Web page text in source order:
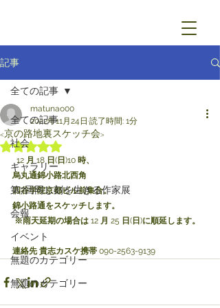
記事
全ての記事
社会
ギャラリー
第7回同じ刻を生きる作家展
会報
イベント
無題のカテゴリー
無題のカテゴリー
全ての記事
<京の路地裏スケッチ会>
matunao00
2022年11月24日 読了時間: 1分
5つ星のうちNaNと評価されています。
12 月 18 日 ( 日 )10 時、
烏丸通錦小路北西角
四谷学院京都ビル前集合。
錦小路通をスケッチします。
※雨天延期の場合は 12 月 25 日 ( 日 )に順延します。
連絡先 貴志カスケ携帯 090-2563-9139